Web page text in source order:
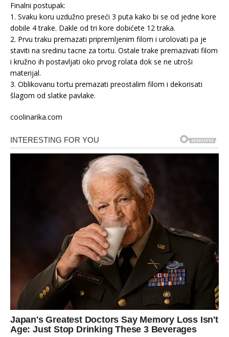
Finalni postupak:
1. Svaku koru uzdužno preseći 3 puta kako bi se od jedne kore
dobile 4 trake. Dakle od tri kore dobićete 12 traka.
2. Prvu traku premazati pripremljenim filom i urolovati pa je
staviti na sredinu tacne za tortu. Ostale trake premazivati filom
i kružno ih postavljati oko prvog rolata dok se ne utroši
materijal.
3. Oblikovanu tortu premazati preostalim filom i dekorisati
šlagom od slatke pavlake.
coolinarika.com